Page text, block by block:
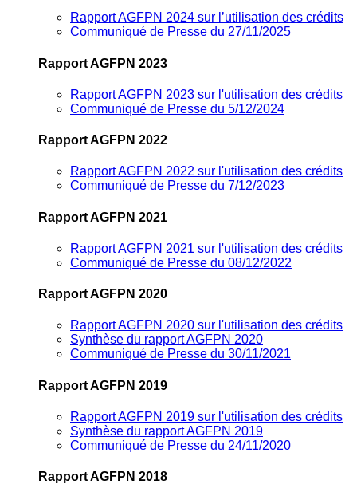
Rapport AGFPN 2024 sur l’utilisation des crédits
Communiqué de Presse du 27/11/2025
Rapport AGFPN 2023
Rapport AGFPN 2023 sur l'utilisation des crédits
Communiqué de Presse du 5/12/2024
Rapport AGFPN 2022
Rapport AGFPN 2022 sur l'utilisation des crédits
Communiqué de Presse du 7/12/2023
Rapport AGFPN 2021
Rapport AGFPN 2021 sur l'utilisation des crédits
Communiqué de Presse du 08/12/2022
Rapport AGFPN 2020
Rapport AGFPN 2020 sur l'utilisation des crédits
Synthèse du rapport AGFPN 2020
Communiqué de Presse du 30/11/2021
Rapport AGFPN 2019
Rapport AGFPN 2019 sur l'utilisation des crédits
Synthèse du rapport AGFPN 2019
Communiqué de Presse du 24/11/2020
Rapport AGFPN 2018